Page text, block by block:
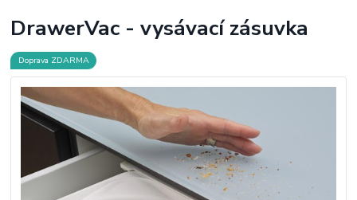
DrawerVac - vysávací zásuvka
Doprava ZDARMA